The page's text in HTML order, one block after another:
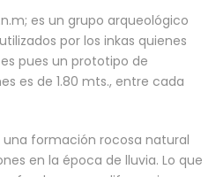
es un grupo arqueológico
por los inkas quienes
pues un prototipo de
es de 1.80 mts., entre cada
formación rocosa natural
en la época de lluvia. Lo que